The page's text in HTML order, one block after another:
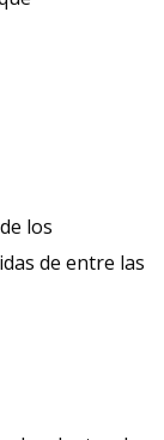
los
de entre las